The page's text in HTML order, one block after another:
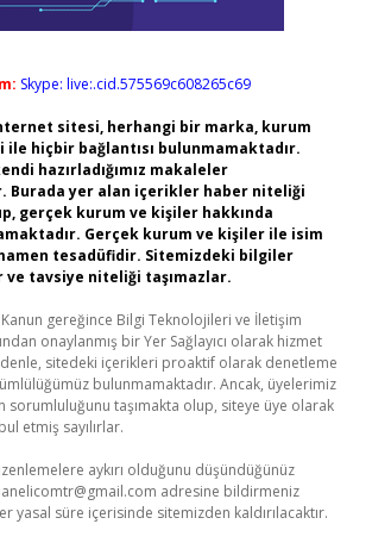
Skype: live:.cid.575569c608265c69
sitesi, herhangi bir marka, kurum
ile hiçbir bağlantısı bulunmamaktadır.
hazırladığımız makaleler
Burada yer alan içerikler haber niteliği
gerçek kurum ve kişiler hakkında
Gerçek kurum ve kişiler ile isim
tesadüfidir. Sitemizdeki bilgiler
tavsiye niteliği taşımazlar.
Kanun gereğince Bilgi Teknolojileri ve İletişim
onaylanmış bir Yer Sağlayıcı olarak hizmet
sitedeki içerikleri proaktif olarak denetleme
bulunmamaktadır. Ancak, üyelerimiz
sorumluluğunu taşımakta olup, siteye üye olarak
etmiş sayılırlar.
aykırı olduğunu düşündüğünüz
adresine bildirmeniz
yasal süre içerisinde sitemizden kaldırılacaktır.